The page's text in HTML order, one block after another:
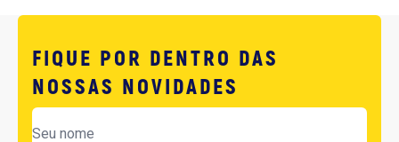
FIQUE POR DENTRO DAS
NOSSAS NOVIDADES